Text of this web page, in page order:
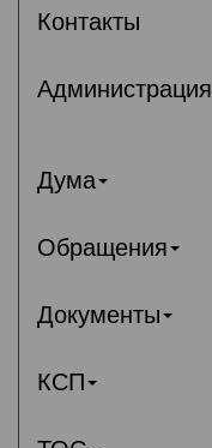
Контакты
Администрация
Дума
Обращения
Документы
КСП